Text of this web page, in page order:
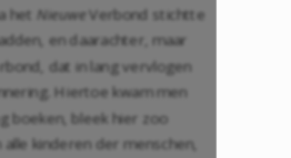
het NieuweVerbond stichtte
en daarachter, maar
dat in lang vervlogen
Hiertoe kwam men
boeken, bleek hier zoo
kinderen der menschen,